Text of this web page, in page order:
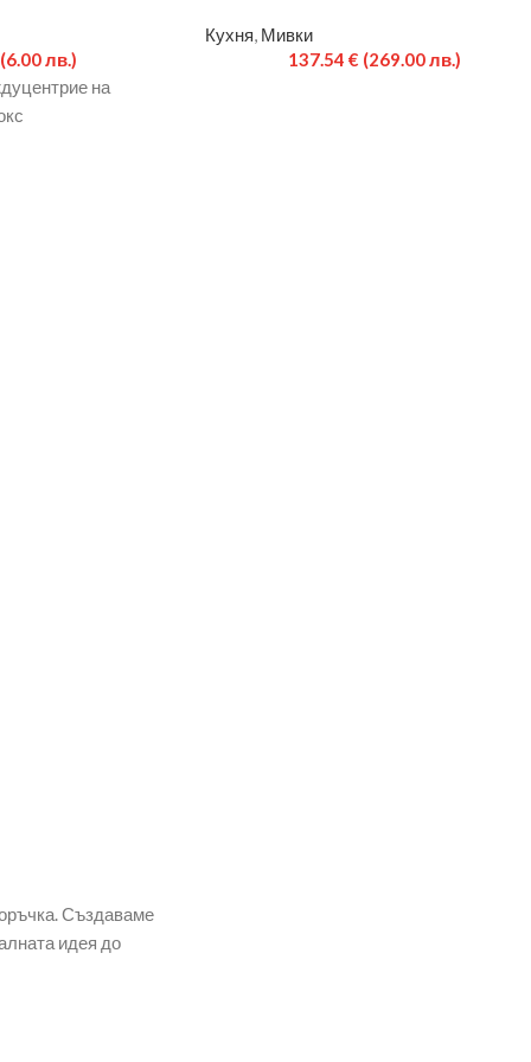
(6.00 лв.)
на
Кухня, Мивки
137.54 € (269.00 лв.)
Създаваме
идея до